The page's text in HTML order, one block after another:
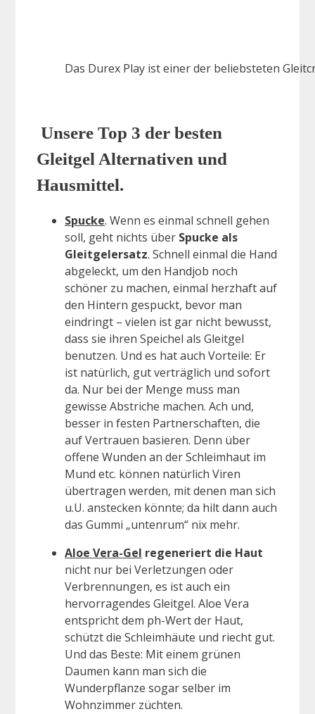
Das Durex Play ist einer der beliebsteten
Unsere Top 3 der besten
Gleitgel Alternativen und
Hausmittel.
Spucke. Wenn es einmal schnell gehen
soll, geht nichts über Spucke als
Gleitgelersatz. Schnell einmal die Hand
abgeleckt, um den Handjob noch
schöner zu machen, einmal herzhaft auf
den Hintern gespuckt, bevor man
eindringt – vielen ist gar nicht bewusst,
dass sie ihren Speichel als Gleitgel
benutzen. Und es hat auch Vorteile: Er
ist natürlich, gut verträglich und sofort
da. Nur bei der Menge muss man
gewisse Abstriche machen. Ach und,
besser in festen Partnerschaften, die
auf Vertrauen basieren. Denn über
offene Wunden an der Schleimhaut im
Mund etc. können natürlich Viren
übertragen werden, mit denen man sich
u.U. anstecken könnte; da hilt dann auch
das Gummi „untenrum“ nix mehr.
Aloe Vera-Gel regeneriert die Haut
nicht nur bei Verletzungen oder
Verbrennungen, es ist auch ein
hervorragendes Gleitgel. Aloe Vera
entspricht dem ph-Wert der Haut,
schützt die Schleimhäute und riecht gut.
Und das Beste: Mit einem grünen
Daumen kann man sich die
Wunderpflanze sogar selber im
Wohnzimmer züchten.